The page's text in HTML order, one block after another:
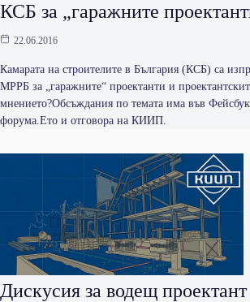
КСБ за „гаражните
22.06.2016
Камарата на строителите в България (КСБ) са
МРРБ за „гаражните“ проектанти и
мнението?Обсъждания по темата има във
форума.Ето и отговора на КИИП.
Дискусия за водещ проектант